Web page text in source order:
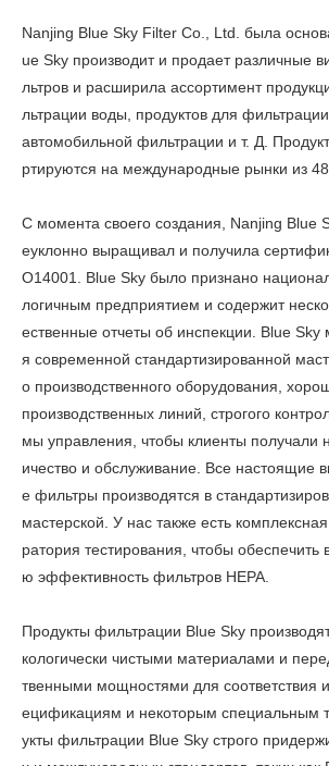
Nanjing Blue Sky Filter Co., Ltd. была
ue Sky производит и продает различные
льтров и расширила ассортимент
льтрации воды, продуктов для
автомобильной фильтрации и т. Д.
ртируются на международные рынки из 48
С момента своего создания, Nanjing Blue
еуклонно выращивал и получила
O14001. Blue Sky было признано
логичным предприятием и содержит
ественные отчеты об инспекции. Blue Sky
я современной стандартизированной
о производственного оборудования,
производственных линий, строгого
мы управления, чтобы клиенты получали
ичество и обслуживание. Все настоящие
е фильтры производятся в
мастерской. У нас также есть
ратория тестирования, чтобы обеспечить
ю эффективность фильтров HEPA.
Продукты фильтрации Blue Sky
кологически чистыми материалами и
твенными мощностями для соответствия
ецификациям и некоторым специальным
укты фильтрации Blue Sky строго